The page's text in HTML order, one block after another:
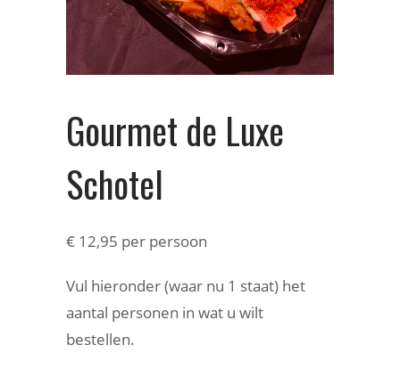
Gourmet de Luxe
Schotel
€ 12,95 per persoon
Vul hieronder (waar nu 1 staat) het
aantal personen in wat u wilt
bestellen.